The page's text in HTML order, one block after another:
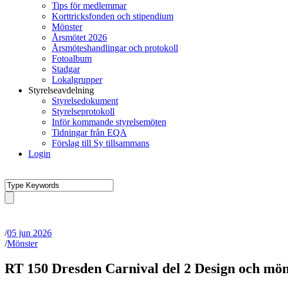
Tips för medlemmar
Korttricksfonden och stipendium
Mönster
Årsmötet 2026
Årsmöteshandlingar och protokoll
Fotoalbum
Stadgar
Lokalgrupper
Styrelseavdelning
Styrelsedokument
Styrelseprotokoll
Inför kommande styrelsemöten
Tidningar från EQA
Förslag till Sy tillsammans
Login
/05 jun 2026
/Mönster
RT 150 Dresden Carnival del 2 Design och